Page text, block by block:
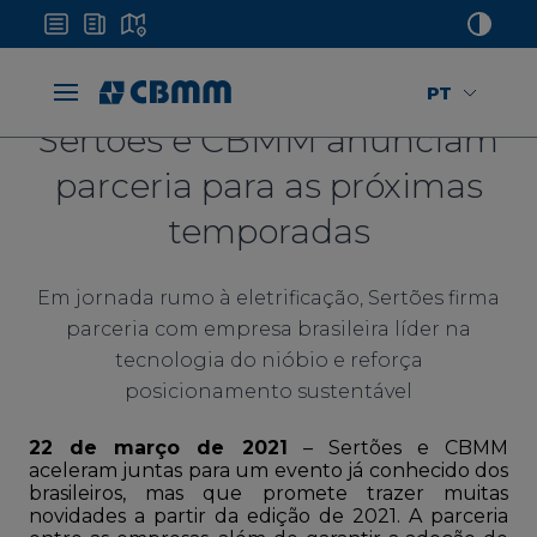
PT
Sertões e CBMM anunciam
parceria para as próximas
temporadas
Em jornada rumo à eletrificação, Sertões firma
parceria com empresa brasileira líder na
tecnologia do nióbio e reforça
posicionamento sustentável
22 de março de 2021 – Sertões e CBMM
aceleram juntas para um evento já conhecido dos
brasileiros, mas que promete trazer muitas
novidades a partir da edição de 2021. A parceria